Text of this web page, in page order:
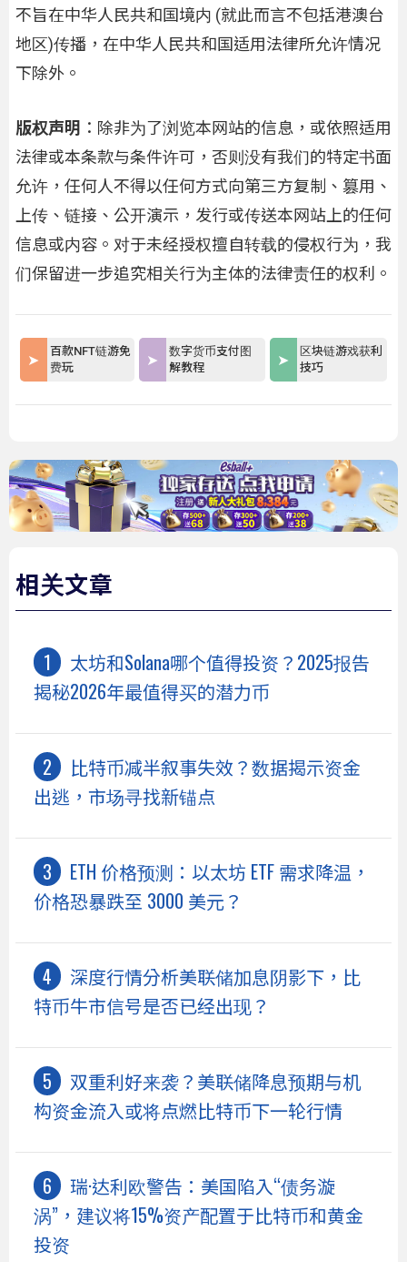
不旨在中华人民共和国境内 (就此而言不包括港澳台
地区)传播，在中华人民共和国适用法律所允许情况
下除外。
版权声明 ：除非为了浏览本网站的信息，或依照适用
法律或本条款与条件许可，否则没有我们的特定书面
允许，任何人不得以任何方式向第三方复制、篡用、
上传、链接、公开演示，发行或传送本网站上的任何
信息或内容。对于未经授权擅自转载的侵权行为，我
们保留进一步追究相关行为主体的法律责任的权利。
百款NFT链游免
费玩
数字货币支付图
解教程
区块链游戏获利
技巧
相关文章
太坊和Solana哪个值得投资？2025报告
揭秘2026年最值得买的潜力币
比特币减半叙事失效？数据揭示资金
出逃，市场寻找新锚点
ETH 价格预测：以太坊 ETF 需求降温，
价格恐暴跌至 3000 美元？
深度行情分析美联储加息阴影下，比
特币牛市信号是否已经出现？
双重利好来袭？美联储降息预期与机
构资金流入或将点燃比特币下一轮行情
瑞·达利欧警告：美国陷入“债务漩
涡”，建议将15%资产配置于比特币和黄金
投资